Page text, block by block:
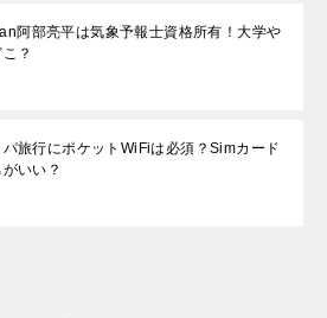
阿部亮平は気象予報士資格所有！大学や
？
パ旅行にポケットWiFiは必須？Simカード
いい？